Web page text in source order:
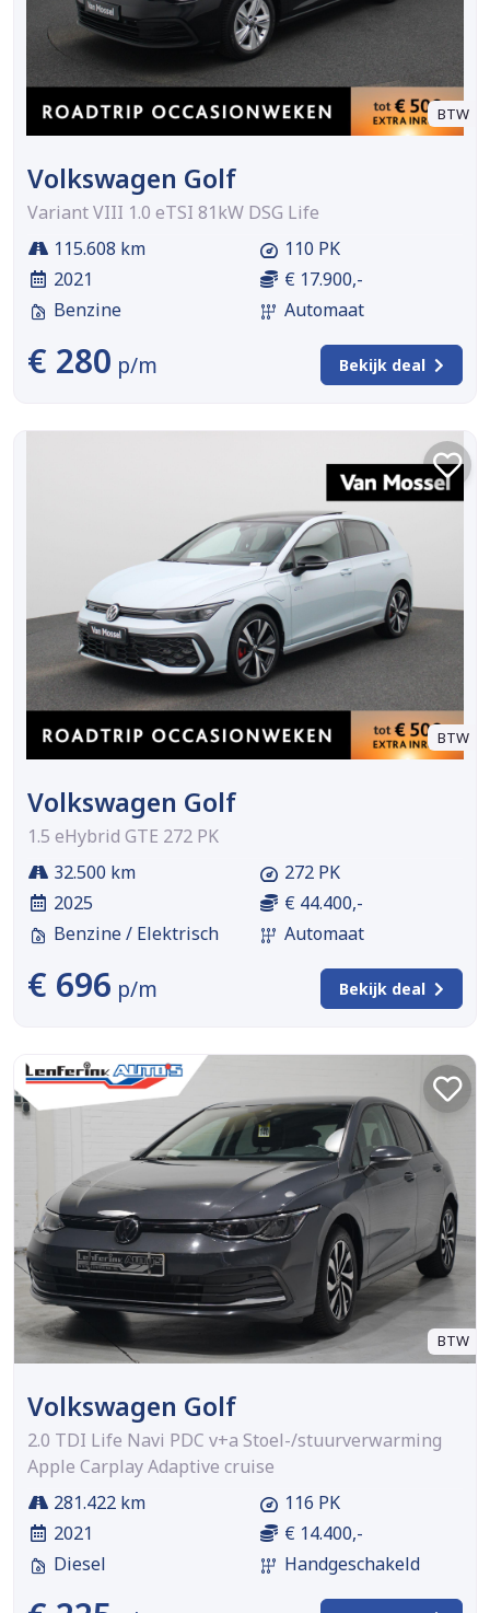
BTW
Volkswagen Golf
Variant VIII 1.0 eTSI 81kW DSG Life
115.608 km
2021
Benzine
110 PK
€ 17.900,-
Automaat
€ 280 p/m Bekijk deal
BTW
Volkswagen Golf
1.5 eHybrid GTE 272 PK
32.500 km
2025
Benzine / Elektrisch
272 PK
€ 44.400,-
Automaat
€ 696 p/m Bekijk deal
BTW
Volkswagen Golf
2.0 TDI Life Navi PDC v+a Stoel-/stuurverwarming
Apple Carplay Adaptive cruise
281.422 km
2021
Diesel
116 PK
€ 14.400,-
Handgeschakeld